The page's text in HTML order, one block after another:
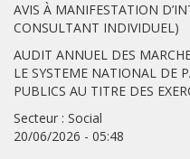
AVIS À MANIFESTATION
CONSULTANT INDIVIDUEL)
AUDIT ANNUEL DES
LE SYSTEME NATIONAL DE
PUBLICS AU TITRE DES
Secteur :
20/06/2026 - 05:48